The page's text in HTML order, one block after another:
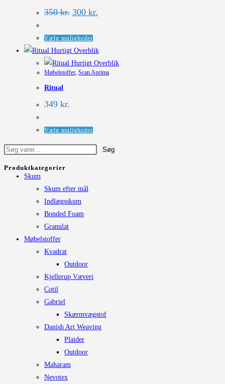
på
350kr. Den
oprindelige
var:
350 kr..
300 kr.
aktuelle
Vælg muligheder
vare
har
flere
vælges
varesiden
Hurtigt Overblik
Hurtigt Overblik
Møbelstoffer, Scan Aprima
Ritual
349 kr.
Vælg muligheder
har
Søg
Søg
Produktkategorier
Skum
Skum efter mål
Indlægsskum
Bonded Foam
Granulat
Møbelstoffer
Kvadrat
Outdoor
Kjellerup Væveri
Cotil
Gabriel
Skærmvægstof
Danish Art Weaving
Plaider
Outdoor
Maharam
Nevotex